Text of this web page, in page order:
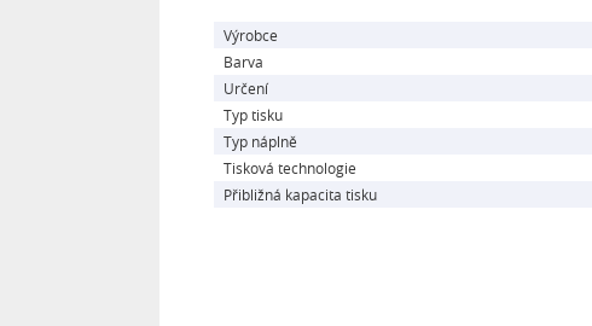
Výrobce
Barva
Určení
Typ tisku
Typ náplně
Tisková technologie
Přibližná kapacita tisku